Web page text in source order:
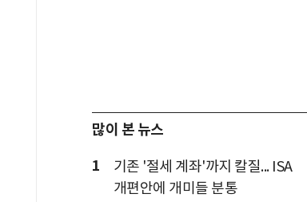
많이 본 뉴스
1
기존 '절세 계좌'까지 칼질... ISA
개편안에 개미들 분통